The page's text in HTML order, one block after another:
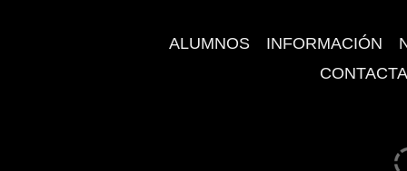
ALUMNOS INFORMACIÓN